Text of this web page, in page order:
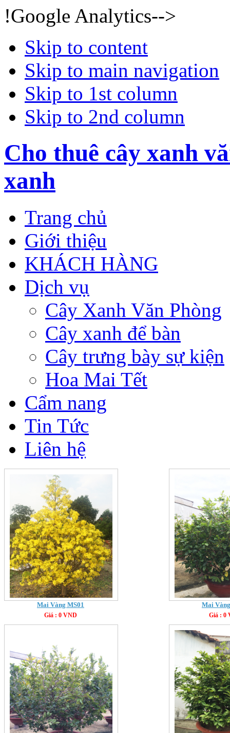
!Google Analytics-->
Skip to content
Skip to main navigation
Skip to 1st column
Skip to 2nd column
Cho thuê cây xanh
xanh
Trang chủ
Giới thiệu
KHÁCH HÀNG
Dịch vụ
Cây Xanh Văn Phòng
Cây xanh để bàn
Cây trưng bày sự kiện
Hoa Mai Tết
Cẩm nang
Tin Tức
Liên hệ
Mai Vàng MS01
Giá : 0 VND
Mai
Giá : 0